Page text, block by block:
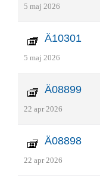
5 maj 2026
Ä10301
5 maj 2026
Ä08899
22 apr 2026
Ä08898
22 apr 2026